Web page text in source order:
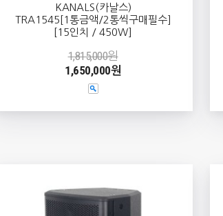
KANALS(카날스)
TRA1545[1통금액/2통씩구매필수]
[15인치 / 450W]
1,815,000원
1,650,000원